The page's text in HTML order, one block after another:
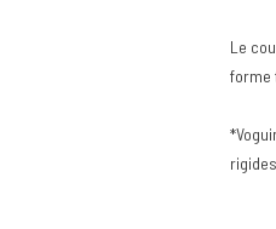
Le
forme